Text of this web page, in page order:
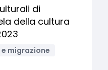
di
della cultura
e migrazione